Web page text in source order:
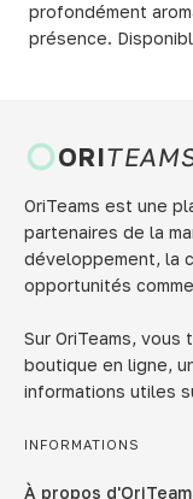
profondément
présence.
ORI
OriTeams est une
partenaires de la
développement, la
opportunités
Sur OriTeams,
boutique en ligne,
informations utiles
INFORMATIONS
À propos